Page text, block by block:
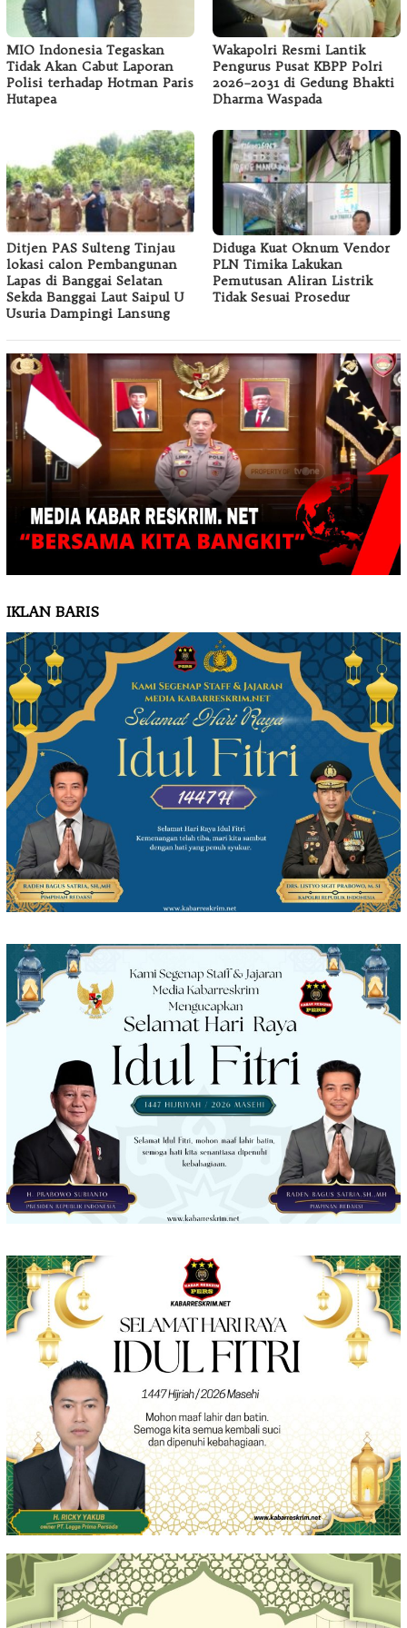
MIO Indonesia Tegaskan
Tidak Akan Cabut Laporan
Polisi terhadap Hotman Paris
Hutapea
Wakapolri Resmi Lantik
Pengurus Pusat KBPP Polri
2026–2031 di Gedung Bhakti
Dharma Waspada
Ditjen PAS Sulteng Tinjau
lokasi calon Pembangunan
Lapas di Banggai Selatan
Sekda Banggai Laut Saipul U
Usuria Dampingi Lansung
Diduga Kuat Oknum Vendor
PLN Timika Lakukan
Pemutusan Aliran Listrik
Tidak Sesuai Prosedur
IKLAN BARIS